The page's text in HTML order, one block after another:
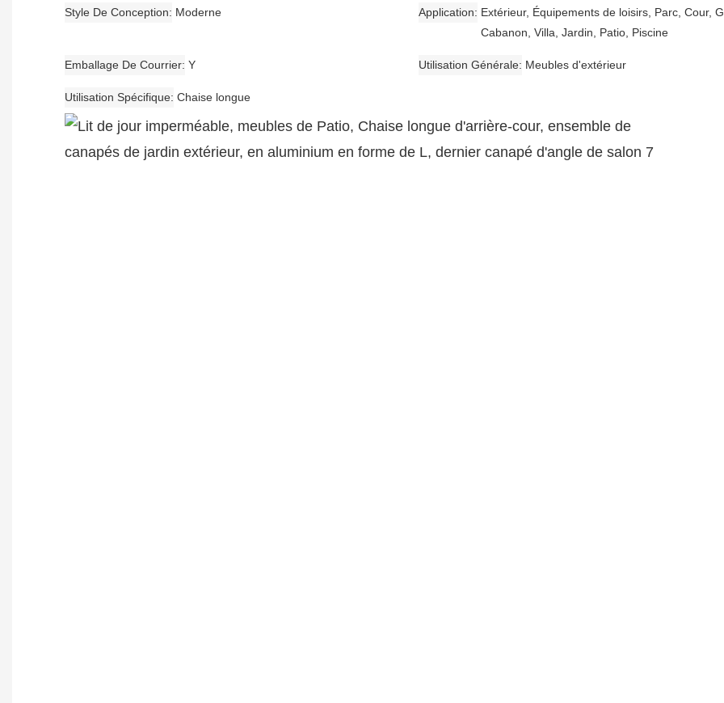
Style De Conception Moderne Application
Extérieur, Équipements de loisirs, Parc, Cour,
Cabanon, Villa, Jardin, Patio, Piscine
Emballage De Courrier Y Utilisation Générale Meubles d'extérieur
Utilisation Spécifique Chaise longue